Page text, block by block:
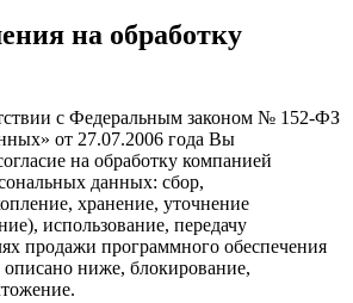
на обработку
с Федеральным законом № 152-ФЗ
от 27.07.2006 года Вы
на обработку компанией
данных: сбор,
хранение, уточнение
использование, передачу
продажи программного обеспечения
ниже, блокирование,